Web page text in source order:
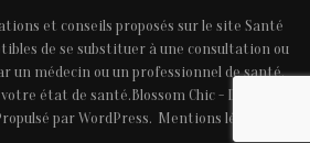
et conseils proposés sur le site Santé
de se substituer à une consultation ou
un médecin ou un professionnel de santé,
état de santé.Blossom Chic - Développé
parWordPress. Mentions légales